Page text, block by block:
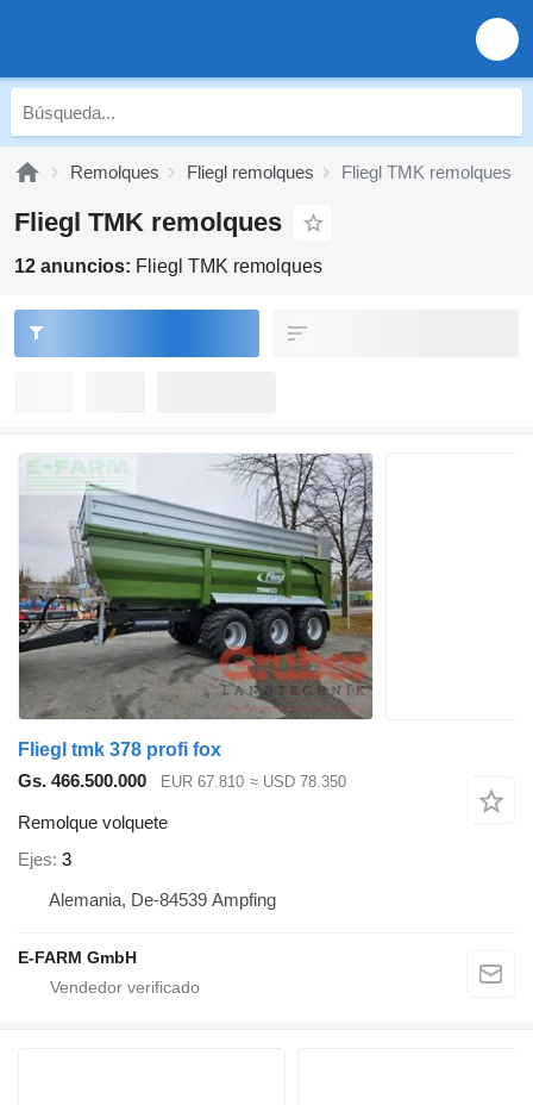
Remolques Fliegl remolques Fliegl TMK remolques
Fliegl TMK remolques
12 anuncios: Fliegl TMK remolques
Fliegl tmk 378 profi fox
Gs. 466.500.000
EUR 67.810 ≈ USD 78.350
Remolque volquete
Ejes 3
Alemania, De-84539 Ampfing
E-FARM GmbH